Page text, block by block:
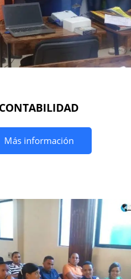
CONTABILIDAD
Más información